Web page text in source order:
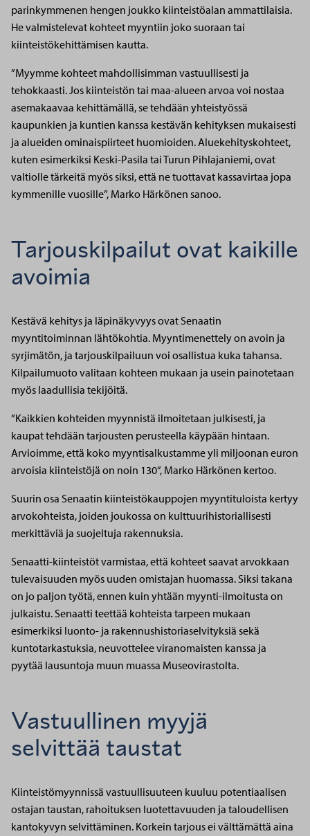
parinkymmenen hengen joukko kiinteistöalan ammattilaisia.
He valmistelevat kohteet myyntiin joko suoraan tai
kiinteistökehittämisen kautta.
”Myymme kohteet mahdollisimman vastuullisesti ja
tehokkaasti. Jos kiinteistön tai maa-alueen arvoa voi nostaa
asemakaavaa kehittämällä, se tehdään yhteistyössä
kaupunkien ja kuntien kanssa kestävän kehityksen mukaisesti
ja alueiden ominaispiirteet huomioiden. Aluekehityskohteet,
kuten esimerkiksi Keski-Pasila tai Turun Pihlajaniemi, ovat
valtiolle tärkeitä myös siksi, että ne tuottavat kassavirtaa jopa
kymmenille vuosille”, Marko Härkönen sanoo.
Tarjouskilpailut ovat kaikille
avoimia
Kestävä kehitys ja läpinäkyvyys ovat Senaatin
myyntitoiminnan lähtökohtia. Myyntimenettely on avoin ja
syrjimätön, ja tarjouskilpailuun voi osallistua kuka tahansa.
Kilpailumuoto valitaan kohteen mukaan ja usein painotetaan
myös laadullisia tekijöitä.
”Kaikkien kohteiden myynnistä ilmoitetaan julkisesti, ja
kaupat tehdään tarjousten perusteella käypään hintaan.
Arvioimme, että koko myyntisalkustamme yli miljoonan euron
arvoisia kiinteistöjä on noin 130”, Marko Härkönen kertoo.
Suurin osa Senaatin kiinteistökauppojen myyntituloista kertyy
arvokohteista, joiden joukossa on kulttuurihistoriallisesti
merkittäviä ja suojeltuja rakennuksia.
Senaatti-kiinteistöt varmistaa, että kohteet saavat arvokkaan
tulevaisuuden myös uuden omistajan huomassa. Siksi takana
on jo paljon työtä, ennen kuin yhtään myynti-ilmoitusta on
julkaistu. Senaatti teettää kohteista tarpeen mukaan
esimerkiksi luonto- ja rakennushistoriaselvityksiä sekä
kuntotarkastuksia, neuvottelee viranomaisten kanssa ja
pyytää lausuntoja muun muassa Museovirastolta.
Vastuullinen myyjä
selvittää taustat
Kiinteistömyynnissä vastuullisuuteen kuuluu potentiaalisen
ostajan taustan, rahoituksen luotettavuuden ja taloudellisen
kantokyvyn selvittäminen. Korkein tarjous ei välttämättä aina